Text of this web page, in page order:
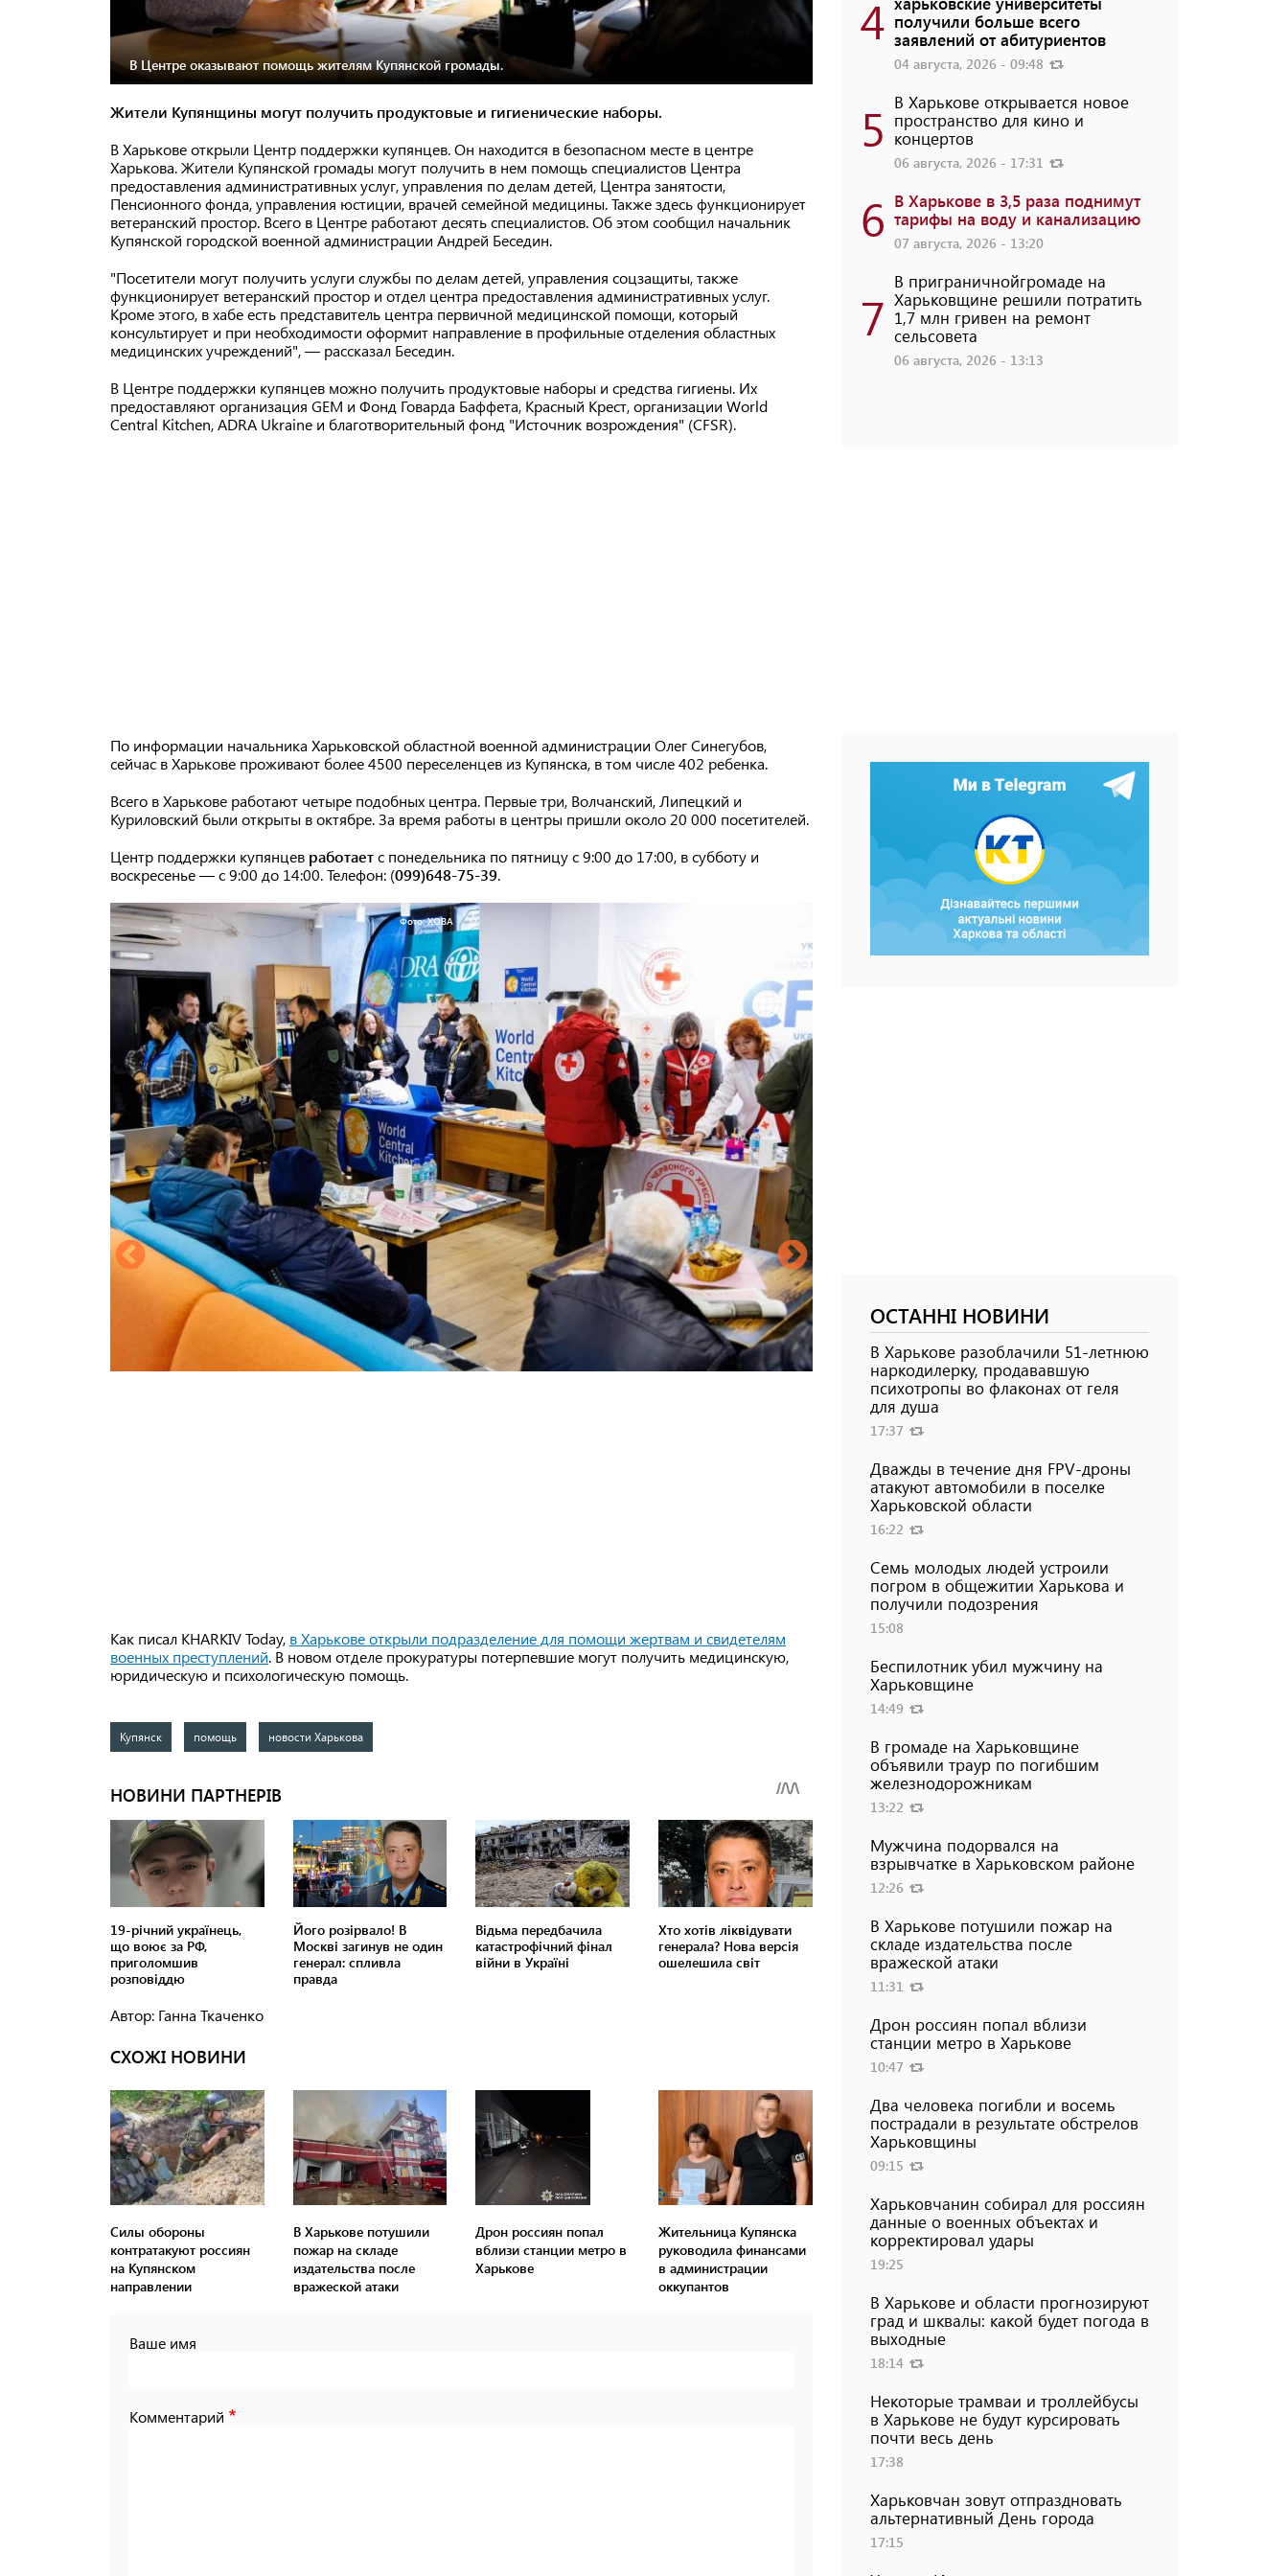
В Центре оказывают помощь жителям Купянской громады.
Жители Купянщины могут получить продуктовые и гигиенические наборы.
В Харькове открыли Центр поддержки купянцев. Он находится в безопасном месте в центре
Харькова. Жители Купянской громады могут получить в нем помощь специалистов Центра
предоставления административных услуг, управления по делам детей, Центра занятости,
Пенсионного фонда, управления юстиции, врачей семейной медицины. Также здесь функционирует
ветеранский простор. Всего в Центре работают десять специалистов. Об этом сообщил начальник
Купянской городской военной администрации Андрей Беседин.
"Посетители могут получить услуги службы по делам детей, управления соцзащиты, также
функционирует ветеранский простор и отдел центра предоставления административных услуг.
Кроме этого, в хабе есть представитель центра первичной медицинской помощи, который
консультирует и при необходимости оформит направление в профильные отделения областных
медицинских учреждений", — рассказал Беседин.
В Центре поддержки купянцев можно получить продуктовые наборы и средства гигиены. Их
предоставляют организация GEM и Фонд Говарда Баффета, Красный Крест, организации World
Central Kitchen, ADRA Ukraine и благотворительный фонд "Источник возрождения" (CFSR).
По информации начальника Харьковской областной военной администрации Олег Синегубов,
сейчас в Харькове проживают более 4500 переселенцев из Купянска, в том числе 402 ребенка.
Всего в Харькове работают четыре подобных центра. Первые три, Волчанский, Липецкий и
Куриловский были открыты в октябре. За время работы в центры пришли около 20 000 посетителей.
Центр поддержки купянцев работаетс понедельника по пятницу с 9:00 до 17:00, в субботу и
воскресенье — с 9:00 до 14:00. Телефон: (099)648-75-39.
Фото: ХОВА
Как писал KHARKIV Today, в Харькове открыли подразделение для помощи жертвам и свидетелям
военных преступлений. В новом отделе прокуратуры потерпевшие могут получить медицинскую,
юридическую и психологическую помощь.
Купянск помощь новости Харькова
Автор: Ганна Ткаченко
СХОЖІ НОВИНИ
Силы обороны
контратакуют россиян
на Купянском
направлении
В Харькове потушили
пожар на складе
издательства после
вражеской атаки
Дрон россиян попал
вблизи станции метро в
Харькове
Жительница Купянска
руководила финансами
в администрации
оккупантов
Ваше имя
Комментарий
4 получили больше всего
заявлений от абитуриентов
04 августа, 2026 - 09:48
5 В Харькове открывается новое
пространство для кино и
концертов
06 августа, 2026 - 17:31
6 В Харькове в 3,5 раза поднимут
тарифы на воду и канализацию
07 августа, 2026 - 13:20
7
В приграничнойгромаде на
Харьковщине решили потратить
1,7 млн ​​гривен на ремонт
сельсовета
06 августа, 2026 - 13:13
ОСТАННІ НОВИНИ
В Харькове разоблачили 51-летнюю
наркодилерку, продававшую
психотропы во флаконах от геля
для душа
17:37
Дважды в течение дня FPV-дроны
атакуют автомобили в поселке
Харьковской области
16:22
Семь молодых людей устроили
погром в общежитии Харькова и
получили подозрения
15:08
Беспилотник убил мужчину на
Харьковщине
14:49
В громаде на Харьковщине
объявили траур по погибшим
железнодорожникам
13:22
Мужчина подорвался на
взрывчатке в Харьковском районе
12:26
В Харькове потушили пожар на
складе издательства после
вражеской атаки
11:31
Дрон россиян попал вблизи
станции метро в Харькове
10:47
Два человека погибли и восемь
пострадали в результате обстрелов
Харьковщины
09:15
Харьковчанин собирал для россиян
данные о военных объектах и ​​
корректировал удары
19:25
В Харькове и области прогнозируют
град и шквалы: какой будет погода в
выходные
18:14
Некоторые трамваи и троллейбусы
в Харькове не будут курсировать
почти весь день
17:38
Харьковчан зовут отпраздновать
альтернативный День города
17:15